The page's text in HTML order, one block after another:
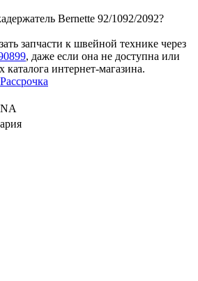
Bernette 92/1092/2092?
запчасти к швейной технике через
, даже если она не доступна или
каталога интернет-магазина.
Рассрочка